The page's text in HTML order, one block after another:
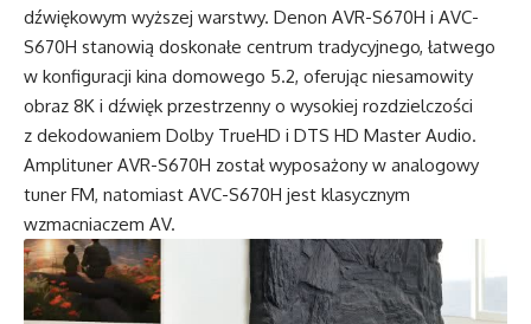
dźwiękowym wyższej warstwy. Denon AVR-S670H i AVC-
S670H stanowią doskonałe centrum tradycyjnego, łatwego
w konfiguracji kina domowego 5.2, oferując niesamowity
obraz 8K i dźwięk przestrzenny o wysokiej rozdzielczości
z dekodowaniem Dolby TrueHD i DTS HD Master Audio.
Amplituner AVR-S670H został wyposażony w analogowy
tuner FM, natomiast AVC-S670H jest klasycznym
wzmacniaczem AV.